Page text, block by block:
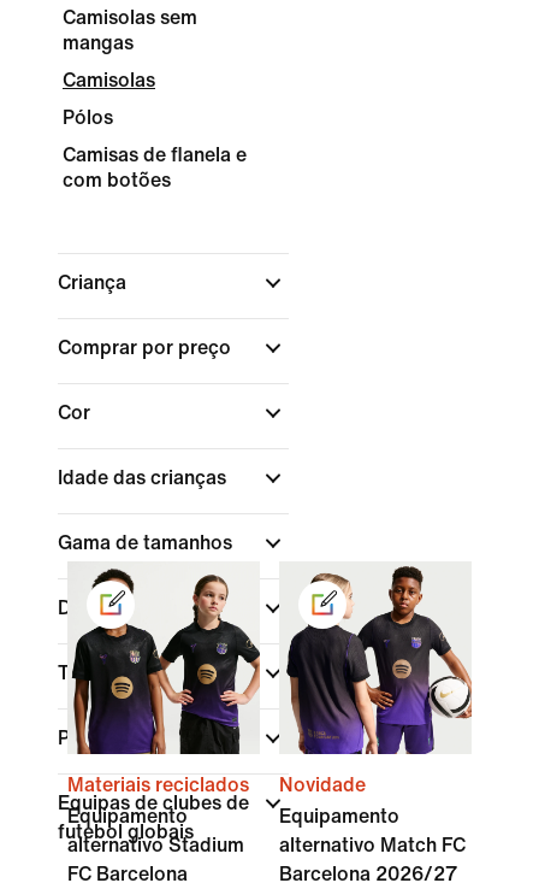
Camisolas sem
mangas
Camisolas
Pólos
Camisas de flanela e
com botões
Criança
Comprar por preço
Cor
Idade das crianças
Gama de tamanhos
Desporto
Tipo de equipamento
Países
Equipas de clubes de
futebol globais
Materiais reciclados
Equipamento
alternativo Stadium
FC Barcelona
Novidade
Equipamento
alternativo Match FC
Barcelona 2026/27